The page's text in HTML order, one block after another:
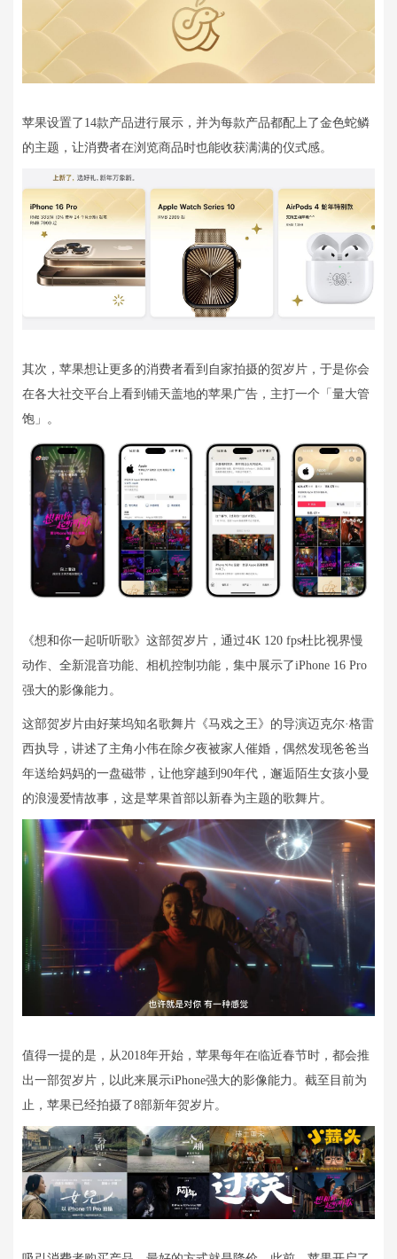
苹果设置了14款产品进行展示，并为每款产品都配上了金色蛇鳞
的主题，让消费者在浏览商品时也能收获满满的仪式感。
其次，苹果想让更多的消费者看到自家拍摄的贺岁片，于是你会
在各大社交平台上看到铺天盖地的苹果广告，主打一个「量大管
饱」。
《想和你一起听听歌》这部贺岁片，通过4K 120 fps杜比视界慢
动作、全新混音功能、相机控制功能，集中展示了iPhone 16 Pro
强大的影像能力。
这部贺岁片由好莱坞知名歌舞片《马戏之王》的导演迈克尔·格雷
西执导，讲述了主角小伟在除夕夜被家人催婚，偶然发现爸爸当
年送给妈妈的一盘磁带，让他穿越到90年代，邂逅陌生女孩小曼
的浪漫爱情故事，这是苹果首部以新春为主题的歌舞片。
值得一提的是，从2018年开始，苹果每年在临近春节时，都会推
出一部贺岁片，以此来展示iPhone强大的影像能力。截至目前为
止，苹果已经拍摄了8部新年贺岁片。